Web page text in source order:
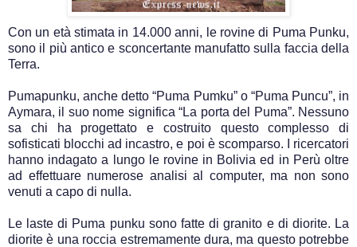
Con un età stimata in 14.000 anni, le rovine di Puma Punku,
sono il più antico e sconcertante manufatto sulla faccia della
Terra.
Pumapunku, anche detto “Puma Pumku” o “Puma Puncu”, in
Aymara, il suo nome significa “La porta del Puma”. Nessuno
sa chi ha progettato e costruito questo complesso di
sofisticati blocchi ad incastro, e poi è scomparso. I ricercatori
hanno indagato a lungo le rovine in Bolivia ed in Perù oltre
ad effettuare numerose analisi al computer, ma non sono
venuti a capo di nulla.
Le laste di Puma punku sono fatte di granito e di diorite. La
diorite è una roccia estremamente dura, ma questo potrebbe